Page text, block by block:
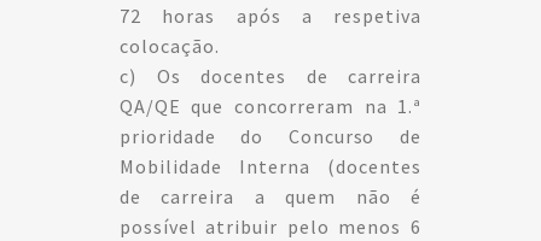
72 horas após a respetiva
colocação.
c) Os docentes de carreira
QA/QE que concorreram na 1.ª
prioridade do Concurso de
Mobilidade Interna (docentes
de carreira a quem não é
possível atribuir pelo menos 6